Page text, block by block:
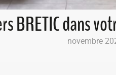
BRETIC dans
novembre